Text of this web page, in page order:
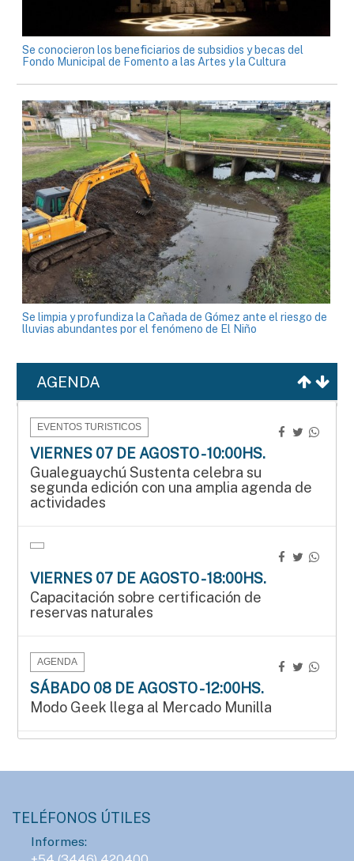
Se conocieron los beneficiarios de subsidios y becas del
Fondo Municipal de Fomento a las Artes y la Cultura
Se limpia y profundiza la Cañada de Gómez ante el riesgo de
lluvias abundantes por el fenómeno de El Niño
AGENDA
EVENTOS TURISTICOS
VIERNES 07 DE AGOSTO - 10:00HS.
Gualeguaychú Sustenta celebra su
segunda edición con una amplia agenda de
actividades
VIERNES 07 DE AGOSTO - 18:00HS.
Capacitación sobre certificación de
reservas naturales
AGENDA
SÁBADO 08 DE AGOSTO - 12:00HS.
Modo Geek llega al Mercado Munilla
TELÉFONOS ÚTILES
Informes: